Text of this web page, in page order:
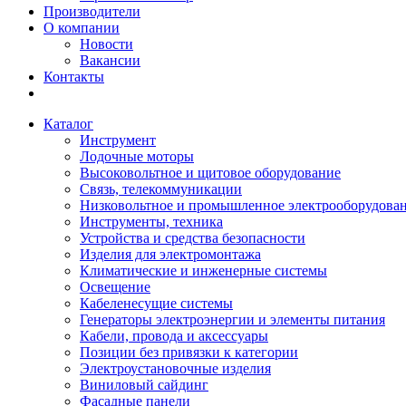
Производители
О компании
Новости
Вакансии
Контакты
Каталог
Инструмент
Лодочные моторы
Высоковольтное и щитовое оборудование
Связь, телекоммуникации
Низковольтное и промышленное
Инструменты, техника
Устройства и средства безопасности
Изделия для электромонтажа
Климатические и инженерные системы
Освещение
Кабеленесущие системы
Генераторы электроэнергии и элементы питания
Кабели, провода и аксессуары
Позиции без привязки к категории
Электроустановочные изделия
Виниловый сайдинг
Фасадные панели